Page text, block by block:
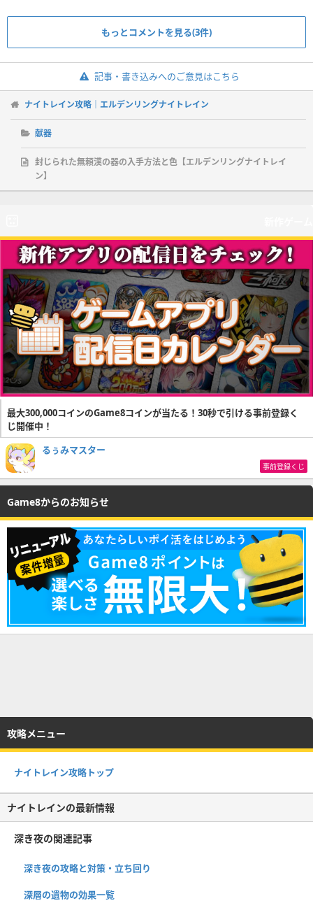
もっとコメントを見る(3件)
記事・書き込みへのご意見はこちら
ナイトレイン攻略｜エルデンリングナイトレイン
献器
封じられた無頼漢の器の入手方法と色【エルデンリングナイトレイ
ン】
最大300,000コインのGame8コインが当たる！30秒で引ける事前登録く
じ開催中！
るぅみマスター
事前登録くじ
Game8からのお知らせ
攻略メニュー
ナイトレイン攻略トップ
ナイトレインの最新情報
深き夜の関連記事
深き夜の攻略と対策・立ち回り
深層の遺物の効果一覧